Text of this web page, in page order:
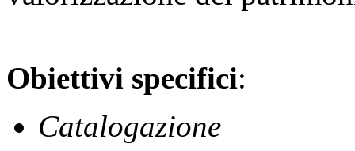
Obiettivi specifici:
Catalogazione